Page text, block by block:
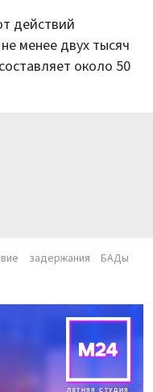
действий
менее двух тысяч
около 50
задержания БАДы